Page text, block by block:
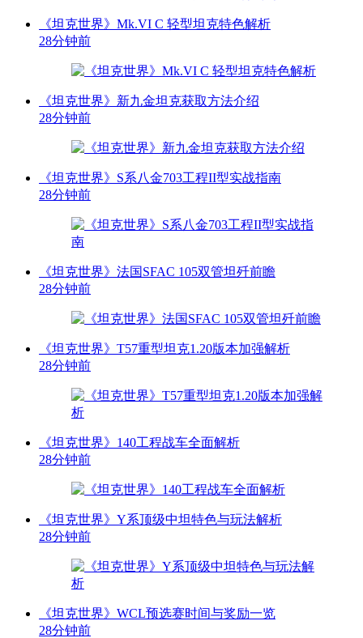
《坦克世界》Mk.VI C 轻型坦克特色解析
28分钟前
《坦克世界》新九金坦克获取方法介绍
28分钟前
《坦克世界》S系八金703工程II型实战指南
28分钟前
《坦克世界》法国SFAC 105双管坦歼前瞻
28分钟前
《坦克世界》T57重型坦克1.20版本加强解析
28分钟前
《坦克世界》140工程战车全面解析
28分钟前
《坦克世界》Y系顶级中坦特色与玩法解析
28分钟前
《坦克世界》WCL预选赛时间与奖励一览
28分钟前